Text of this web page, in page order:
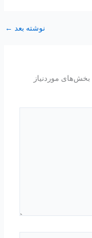
نوشته بعد ←
بخش‌های موردنیاز